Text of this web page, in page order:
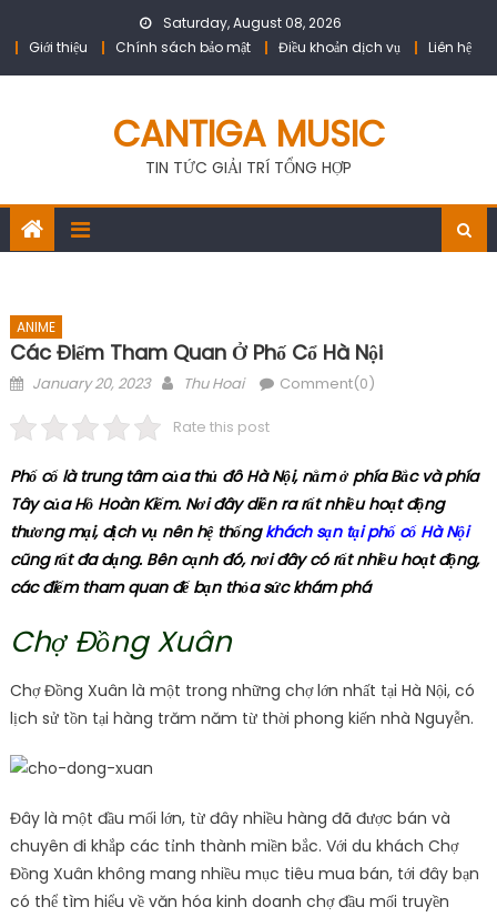
Saturday, August 08, 2026
Giới thiệu
Chính sách bảo mật Điều khoản dịch vụ Liên hệ
CANTIGA MUSIC
TIN TỨC GIẢI TRÍ TỔNG HỢP
ANIME
Các Điểm Tham Quan Ở Phố Cổ Hà Nội
Posted
January 20, 2023 Author
Thu Hoai Comment(0)
Rate this post
Phố cổ là trung tâm của thủ đô Hà Nội, nằm ở phía Bắc và phía
Tây của Hồ Hoàn Kiếm. Nơi đây diễn ra rất nhiều hoạt động
thương mại, dịch vụ nên hệ thốngkhách sạn tại phố cổ Hà Nội
cũng rất đa dạng. Bên cạnh đó, nơi đây có rất nhiều hoạt động,
các điểm tham quan để bạn thỏa sức khám phá
Chợ Đồng Xuân
Chợ Đồng Xuân là một trong những chợ lớn nhất tại Hà Nội, có
lịch sử tồn tại hàng trăm năm từ thời phong kiến ​​nhà Nguyễn.
Đây là một đầu mối lớn, từ đây nhiều hàng đã được bán và
chuyên đi khắp các tỉnh thành miền bắc. Với du khách Chợ
Đồng Xuân không mang nhiều mục tiêu mua bán, tới đây bạn
có thể tìm hiểu về văn hóa kinh doanh chợ đầu mối truyền